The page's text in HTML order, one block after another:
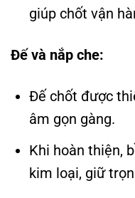
giúp chốt vận
Đế và nắp che:
Đế chốt được
âm gọn gàng.
Khi hoàn thiện,
kim loại, giữ